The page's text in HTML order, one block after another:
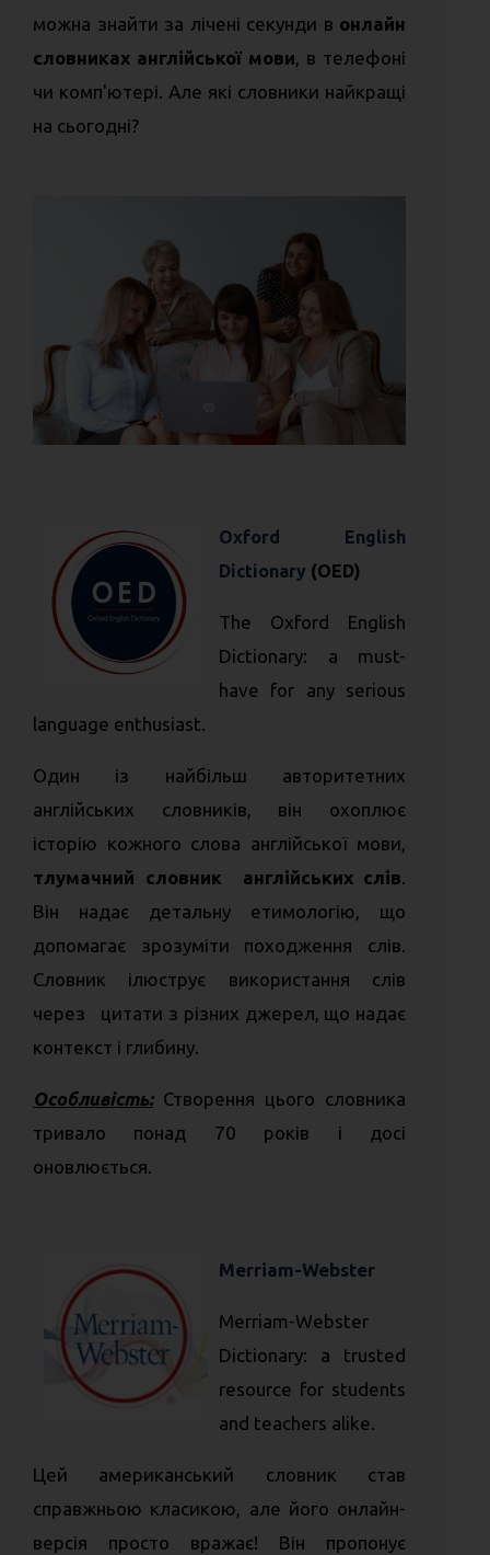
можна знайти за лічені секунди в онлайн
словниках англійської мови, в телефоні
чи комп'ютері. Але які словники найкращі
на сьогодні?
Oxford English
Dictionary (OED)
The Oxford English
Dictionary: a must-
have for any serious
language enthusiast.
Один із найбільш авторитетних
англійських словників, він охоплює
історію кожного слова англійської мови,
тлумачний словник англійських слів.
Він надає детальну етимологію, що
допомагає зрозуміти походження слів.
Словник ілюструє використання слів
через цитати з різних джерел, що надає
контекст і глибину.
Особливість:Створення цього словника
тривало понад 70 років і досі
оновлюється.
Merriam-Webster
Merriam-Webster
Dictionary: a trusted
resource for students
and teachers alike.
Цей американський словник став
справжньою класикою, але його онлайн-
версія просто вражає! Він пропонує